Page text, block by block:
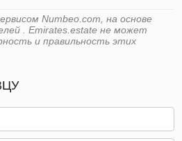
Numbeo.com, на основе
. Emirates.estate не может
и правильность этих